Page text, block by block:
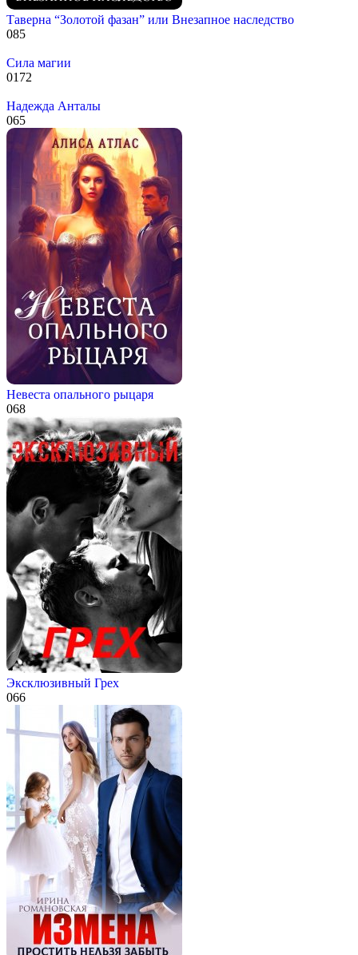
Таверна “Золотой фазан” или Внезапное наследство
085
Сила магии
0172
Надежда Анталы
065
Невеста опального рыцаря
068
Эксклюзивный Грех
066